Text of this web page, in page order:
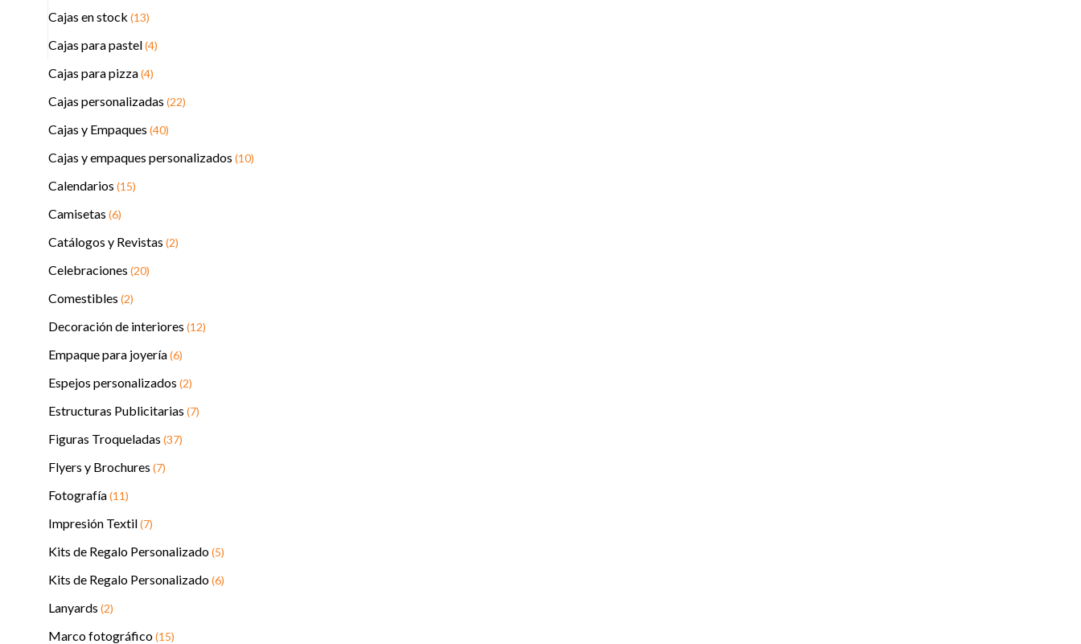
Cajas en stock (13)
Cajas para pastel(4)
Cajas para pizza(4)
Cajas personalizadas (22)
Cajas y Empaques (40)
Cajas y empaques personalizados (10)
Calendarios (15)
Camisetas (6)
Catálogos y Revistas (2)
Celebraciones (20)
Comestibles (2)
Decoración de interiores (12)
Empaque para joyería(6)
Espejos personalizados (2)
Estructuras Publicitarias (7)
Figuras Troqueladas (37)
Flyers y Brochures (7)
Fotografía(11)
Impresión Textil(7)
Kits de Regalo Personalizado(5)
Kits de Regalo Personalizado(6)
Lanyards (2)
Marco fotográfico(15)